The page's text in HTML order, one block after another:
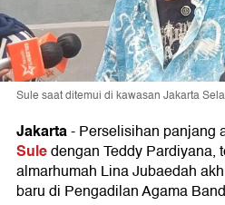
Sule saat ditemui di kawasan Jakarta
Jakarta-Perselisihan panjang
Suledengan Teddy Pardiyana,
almarhumah Lina Jubaedah
baru di Pengadilan Agama